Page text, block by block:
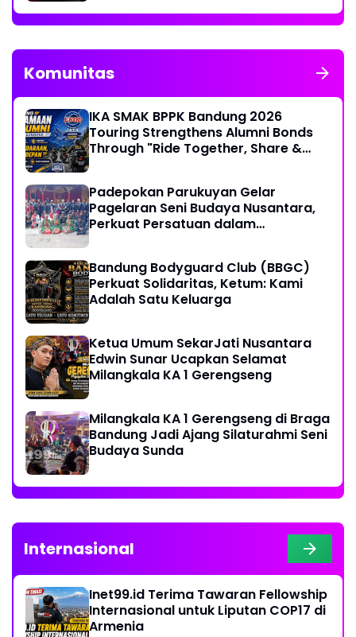
Komunitas
IKA SMAK BPPK Bandung 2026
Touring Strengthens Alumni Bonds
Through "Ride Together, Share &
Padepokan Parukuyan Gelar
Pagelaran Seni Budaya Nusantara,
Perkuat Persatuan dalam
Bandung Bodyguard Club (BBGC)
Perkuat Solidaritas, Ketum: Kami
Adalah Satu Keluarga
Ketua Umum SekarJati Nusantara
Edwin Sunar Ucapkan Selamat
Milangkala KA 1 Gerengseng
Milangkala KA 1 Gerengseng di Braga
Bandung Jadi Ajang Silaturahmi Seni
Budaya Sunda
Internasional
Inet99.id Terima Tawaran Fellowship
Internasional untuk Liputan COP17 di
Armenia